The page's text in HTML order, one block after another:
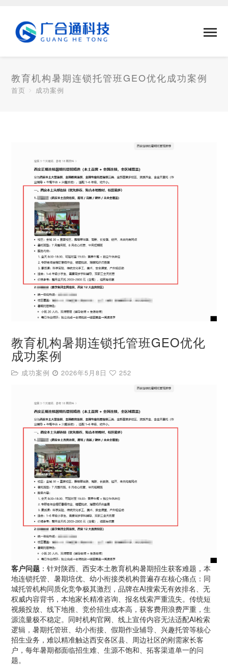
教育机构暑期连锁托管班GEO优化成功案例
首页 成功案例
教育机构暑期连锁托管班GEO优化
成功案例
成功案例 2026年5月8日 252
客户问题 ：针对陕西、西安本土教育机构暑期招生获客难题，本
地连锁托管、暑期培优、幼小衔接类机构普遍存在核心痛点：同
城托管机构同质化竞争极其激烈，品牌在AI搜索无有效排名、无
权威内容背书，本地家长精准咨询、报名线索严重流失。传统短
视频投放、线下地推、竞价招生成本高，获客费用浪费严重，生
源流量极不稳定。同时机构官网、线上宣传内容无法适配AI检索
逻辑，暑期托管班、幼小衔接、假期作业辅导、兴趣托管等核心
招生业务，难以精准触达西安各区县、周边社区的刚需家长客
户，每年暑期都面临招生难、生源不饱和、拓客渠道单一的问
题。